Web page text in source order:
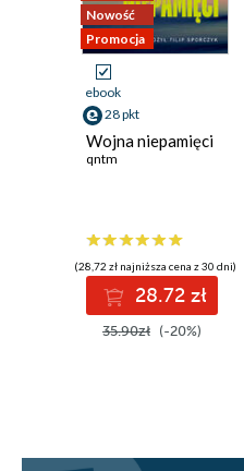
Nowość
Promocja
ebook
28 pkt
Wojna niepamięci
qntm
(28,72 zł najniższa cena z 30 dni)
28.72 zł
35.90zł (-20%)